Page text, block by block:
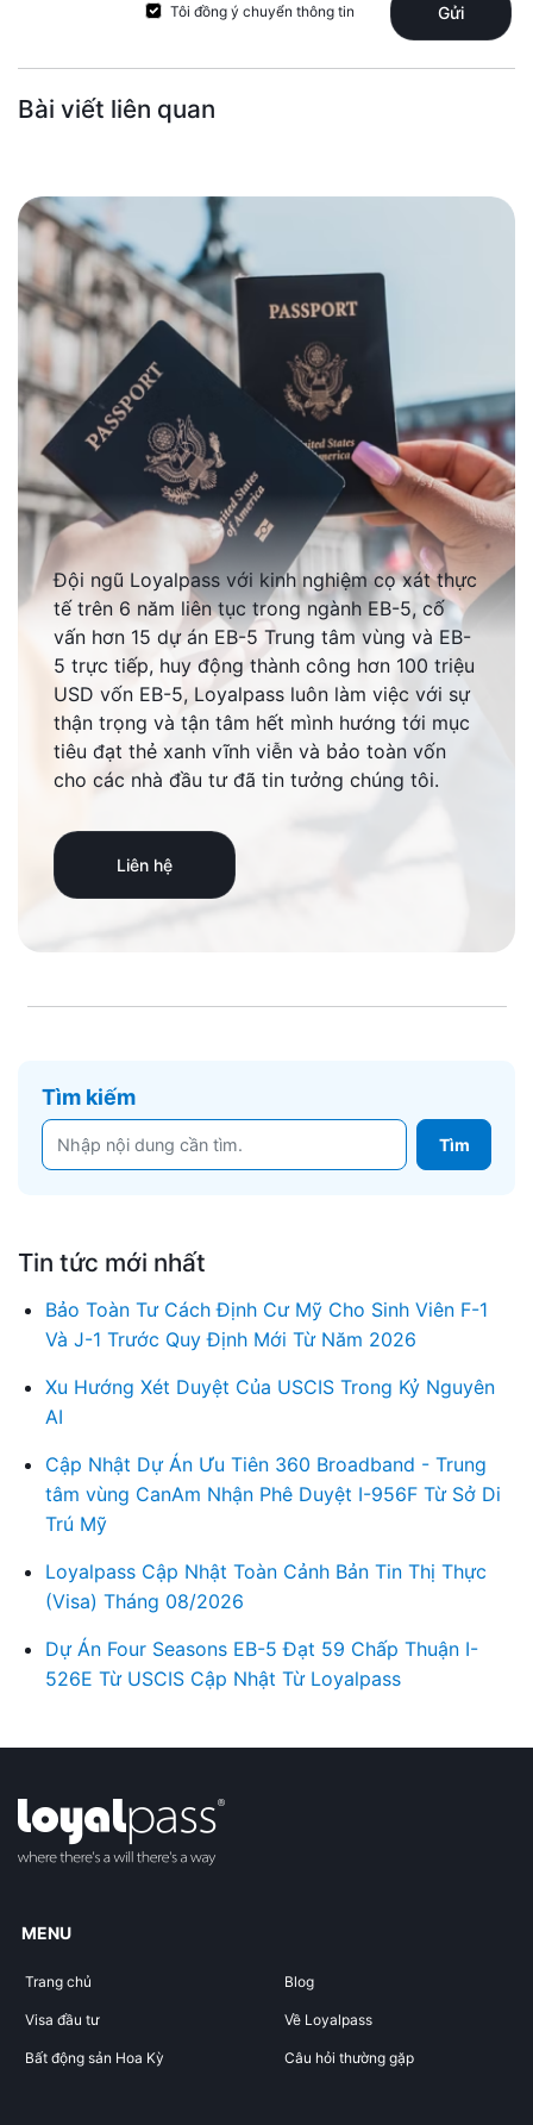
Tôi đồng ý chuyển thông tin Gửi
Bài viết liên quan
Đội ngũ Loyalpass với kinh nghiệm cọ xát thực
tế trên 6 năm liên tục trong ngành EB-5, cố
vấn hơn 15 dự án EB-5 Trung tâm vùng và EB-
5 trực tiếp, huy động thành công hơn 100 triệu
USD vốn EB-5, Loyalpass luôn làm việc với sự
thận trọng và tận tâm hết mình hướng tới mục
tiêu đạt thẻ xanh vĩnh viễn và bảo toàn vốn
cho các nhà đầu tư đã tin tưởng chúng tôi.
Liên hệ
Tìm kiếm
Tin tức mới nhất
Bảo Toàn Tư Cách Định Cư Mỹ Cho Sinh Viên F-1
Và J-1 Trước Quy Định Mới Từ Năm 2026
Xu Hướng Xét Duyệt Của USCIS Trong Kỷ Nguyên
AI
Cập Nhật Dự Án Ưu Tiên 360 Broadband - Trung
tâm vùng CanAm Nhận Phê Duyệt I-956F Từ Sở Di
Trú Mỹ
Loyalpass Cập Nhật Toàn Cảnh Bản Tin Thị Thực
(Visa) Tháng 08/2026
Dự Án Four Seasons EB-5 Đạt 59 Chấp Thuận I-
526E Từ USCIS Cập Nhật Từ Loyalpass
MENU
Trang chủ
Visa đầu tư
Bất động sản Hoa Kỳ
Blog
Về Loyalpass
Câu hỏi thường gặp